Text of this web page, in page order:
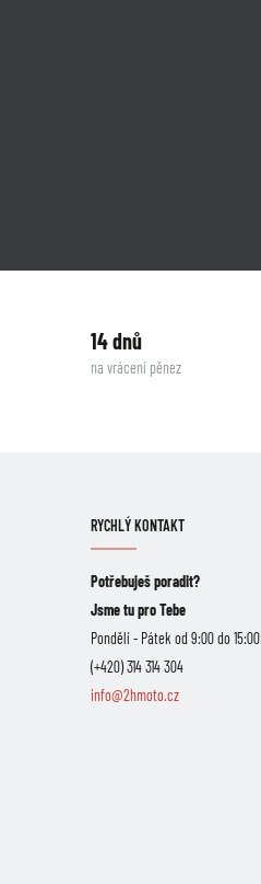
14 dnů
na vrácení pěnez
RYCHLÝ KONTAKT
Potřebuješ poradit?
Jsme tu pro Tebe
Pondělí - Pátek od 9:00 do 15:00
(+420) 314 314 304
info@2hmoto.cz